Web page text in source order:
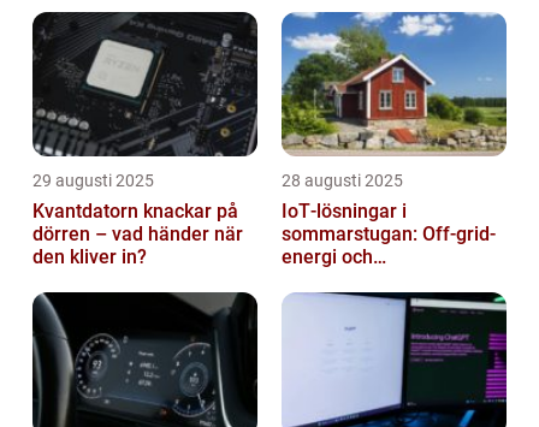
29 augusti 2025
Kvantdatorn knackar på
dörren – vad händer när
den kliver in?
28 augusti 2025
IoT‑lösningar i
sommarstugan: Off‑grid-
energi och